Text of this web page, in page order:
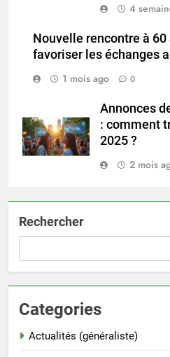
4
Nouvelle rencontre à
favoriser les échanges
1 mois ago
0
Annonces
: comment
2025 ?
2 mois
Rechercher
Categories
Actualités (généraliste)